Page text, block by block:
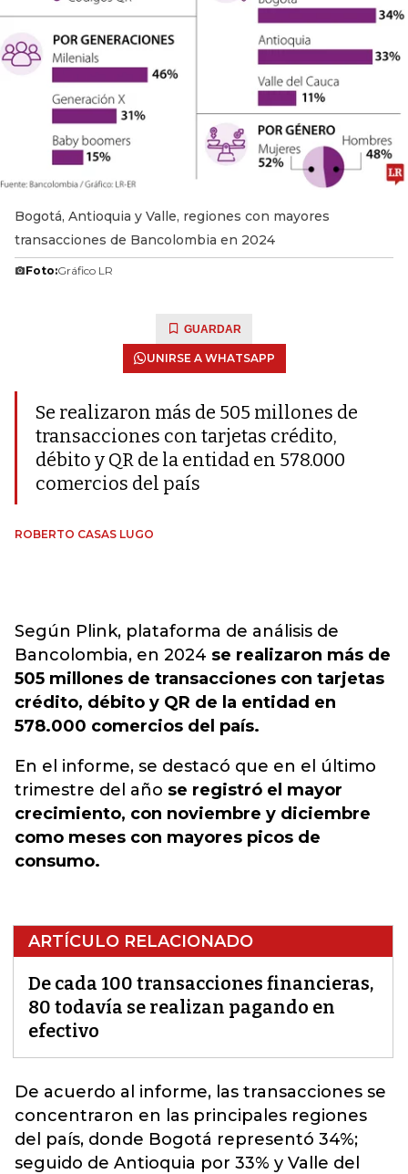
Bogotá, Antioquia y Valle, regiones con mayores
transacciones de Bancolombia en 2024
Foto:Gráfico LR
GUARDAR
UNIRSE A WHATSAPP
Se realizaron más de 505 millones de
transacciones con tarjetas crédito,
débito y QR de la entidad en 578.000
comercios del país
ROBERTO CASAS LUGO
Según Plink, plataforma de análisis de
Bancolombia, en 2024 se realizaron más de
505 millones de transacciones con tarjetas
crédito, débito y QR de la entidad en
578.000 comercios del país.
En el informe, se destacó que en el último
trimestre del año se registró el mayor
crecimiento, con noviembre y diciembre
como meses con mayores picos de
consumo.
ARTÍCULO RELACIONADO
De cada 100 transacciones financieras,
80 todavía se realizan pagando en
efectivo
De acuerdo al informe, las transacciones se
concentraron en las principales regiones
del país, donde Bogotá representó 34%;
seguido de Antioquia por 33% y Valle del